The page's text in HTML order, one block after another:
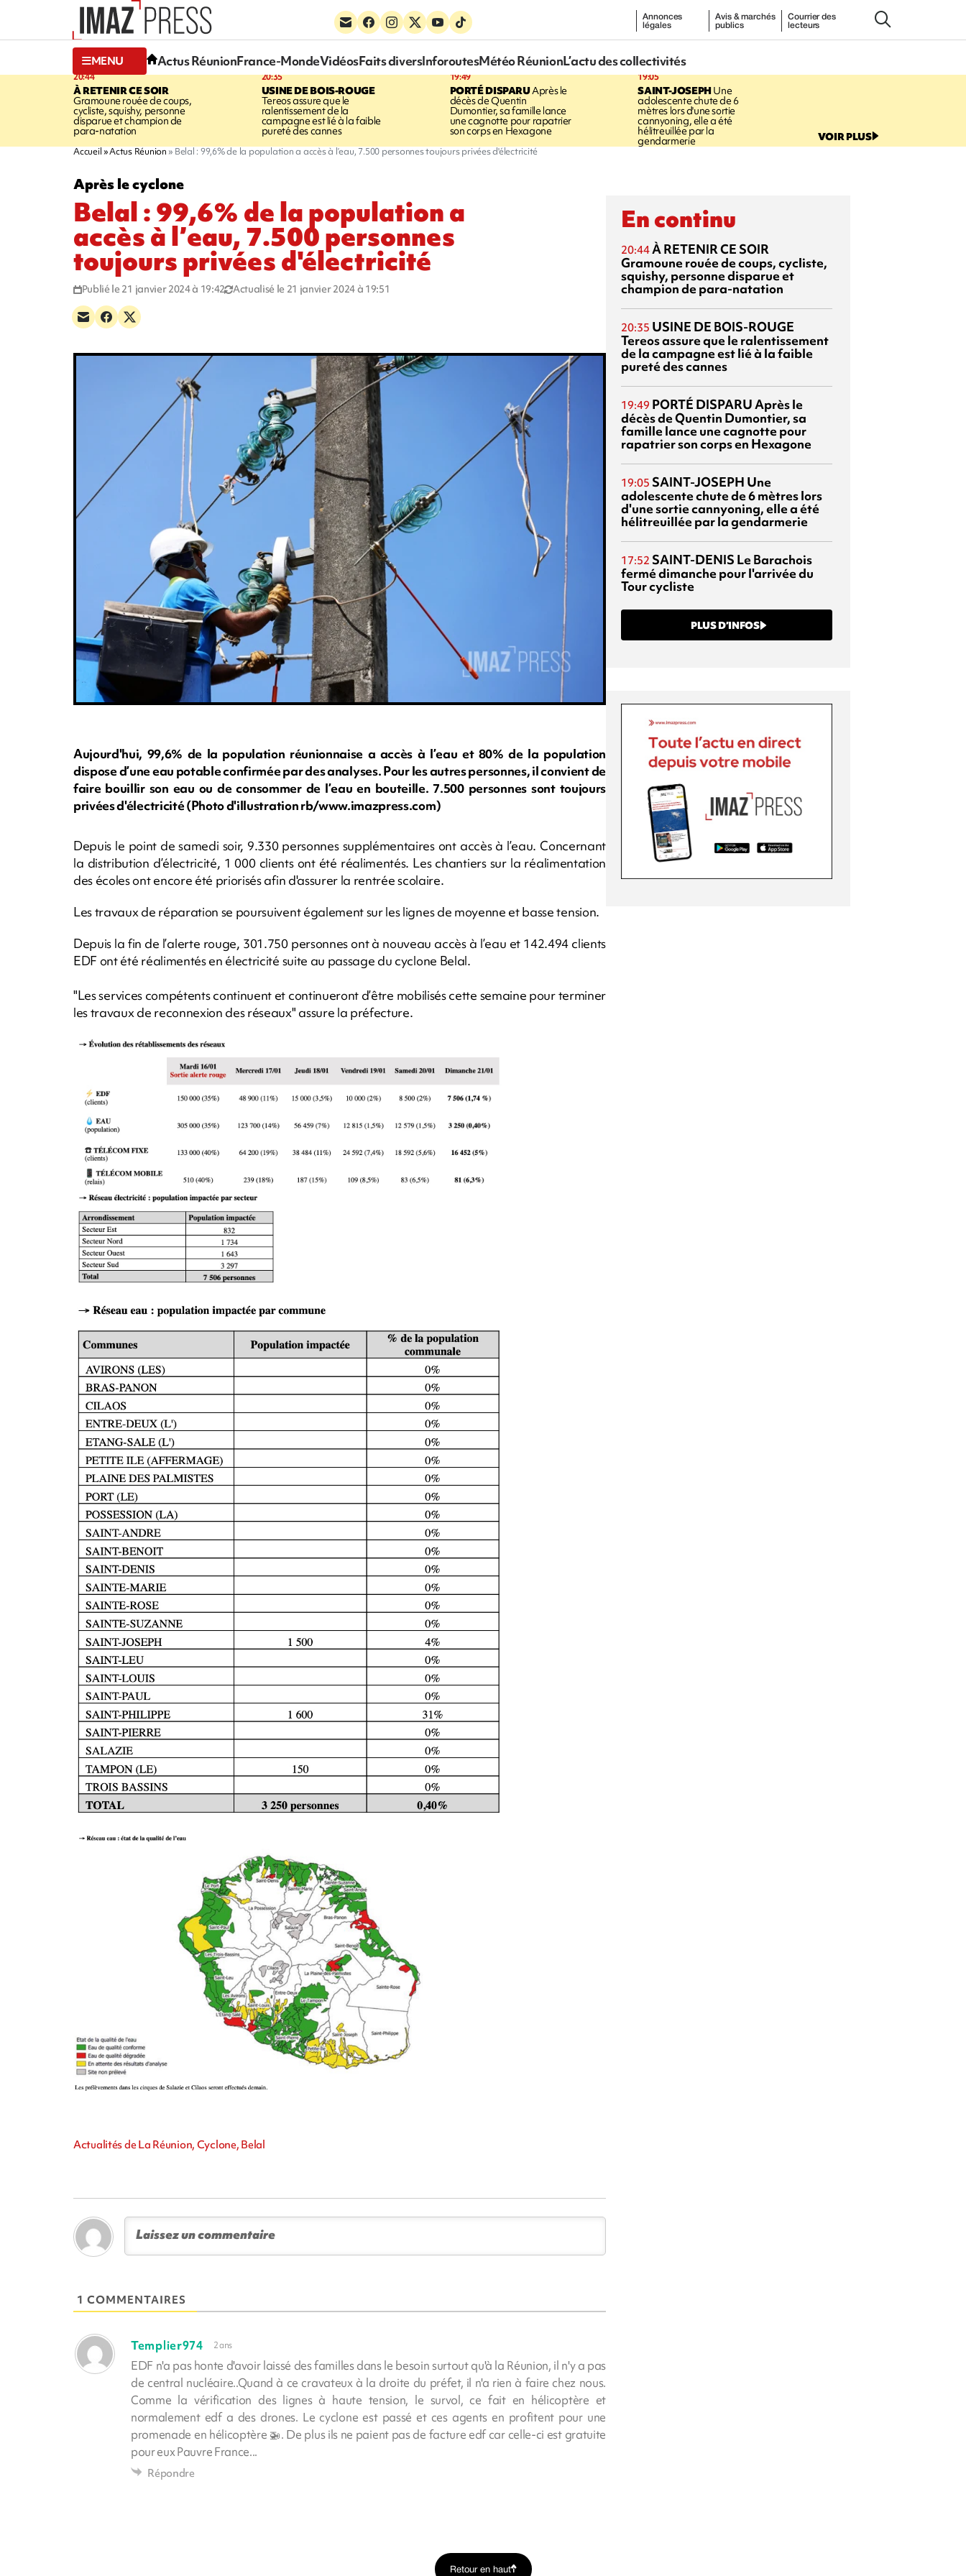
Annonces
légales
Avis & marchés
publics
Courrier des
lecteurs
MENU Actus RéunionFrance-MondeVidéosFaits diversInforoutesMétéo RéunionL’actu des collectivités
20:44
À RETENIR CE SOIR
Gramoune rouée de coups,
cycliste, squishy, personne
disparue et champion de
para-natation
20:35
USINE DE BOIS-ROUGE
Tereos assure que le
ralentissement de la
campagne est lié à la faible
pureté des cannes
19:49
PORTÉ DISPARUAprès le
décès de Quentin
Dumontier, sa famille lance
une cagnotte pour rapatrier
son corps en Hexagone
19:05
SAINT-JOSEPHUne
adolescente chute de 6
mètres lors d'une sortie
cannyoning, elle a été
hélitreuillée par la
gendarmerie VOIR PLUS
Accueil Actus Réunion Belal : 99,6% de la population a accès à l’eau, 7.500 personnes toujours privées d'électricité
Après le cyclone
Belal : 99,6% de la population a
accès à l’eau, 7.500 personnes
toujours privées d'électricité
Publié le 21 janvier 2024 à 19:42 Actualisé le 21 janvier 2024 à 19:51
Aujourd'hui, 99,6% de la population réunionnaise a accès à l’eau et 80% de la population
dispose d’une eau potable confirmée par des analyses. Pour les autres personnes, il convient de
faire bouillir son eau ou de consommer de l’eau en bouteille. 7.500 personnes sont toujours
privées d'électricité (Photo d'illustration rb/www.imazpress.com)
Depuis le point de samedi soir, 9.330 personnes supplémentaires ont accès à l’eau. Concernant
la distribution d’électricité, 1 000 clients ont été réalimentés. Les chantiers sur la réalimentation
des écoles ont encore été priorisés afin d'assurer la rentrée scolaire.
Les travaux de réparation se poursuivent également sur les lignes de moyenne et basse tension.
Depuis la fin de l’alerte rouge, 301.750 personnes ont à nouveau accès à l’eau et 142.494 clients
EDF ont été réalimentés en électricité suite au passage du cyclone Belal.
"Les services compétents continuent et continueront d’être mobilisés cette semaine pour terminer
les travaux de reconnexion des réseaux" assure la préfecture.
Actualités de La Réunion, Cyclone, Belal
1 COMMENTAIRES
Templier974 2 ans
EDF n'a pas honte d'avoir laissé des familles dans le besoin surtout qu'à la Réunion, il n'y a pas
de central nucléaire..Quand à ce cravateux à la droite du préfet, il n'a rien à faire chez nous.
Comme la vérification des lignes à haute tension, le survol, ce fait en hélicoptère et
normalement edf a des drones. Le cyclone est passé et ces agents en profitent pour une
promenade en hélicoptère 🚁. De plus ils ne paient pas de facture edf car celle-ci est gratuite
pour eux Pauvre France...
Répondre
En continu
20:44À RETENIR CE SOIR
Gramoune rouée de coups, cycliste,
squishy, personne disparue et
champion de para-natation
20:35 USINE DE BOIS-ROUGE
Tereos assure que le ralentissement
de la campagne est lié à la faible
pureté des cannes
19:49 PORTÉ DISPARUAprès le
décès de Quentin Dumontier, sa
famille lance une cagnotte pour
rapatrier son corps en Hexagone
19:05 SAINT-JOSEPH Une
adolescente chute de 6 mètres lors
d'une sortie cannyoning, elle a été
hélitreuillée par la gendarmerie
17:52 SAINT-DENIS Le Barachois
fermé dimanche pour l'arrivée du
Tour cycliste
PLUS D’INFOS
Retour en haut